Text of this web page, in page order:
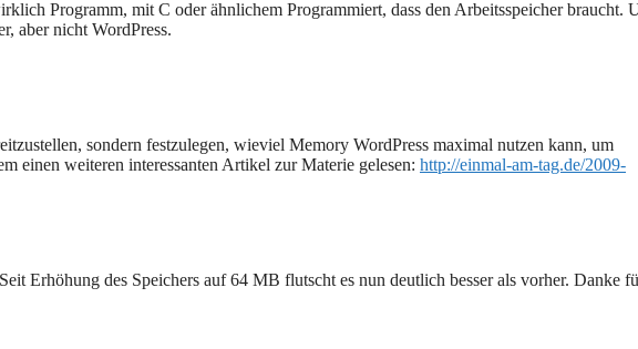
Programm, mit C oder ähnlichem Programmiert, dass den Arbeitsspeicher braucht.
aber nicht WordPress.
sondern festzulegen, wieviel Memory WordPress maximal nutzen kann, um
einen weiteren interessanten Artikel zur Materie gelesen: http://einmal-am-tag.de/2009-
Erhöhung des Speichers auf 64 MB flutscht es nun deutlich besser als vorher. Danke